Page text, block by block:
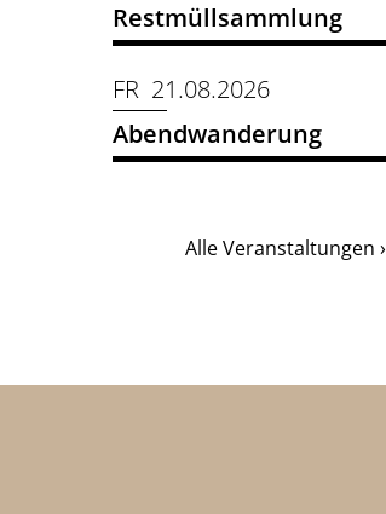
Restmüllsammlung
FR 21.08.2026
Abendwanderung
Alle Veranstaltungen ›